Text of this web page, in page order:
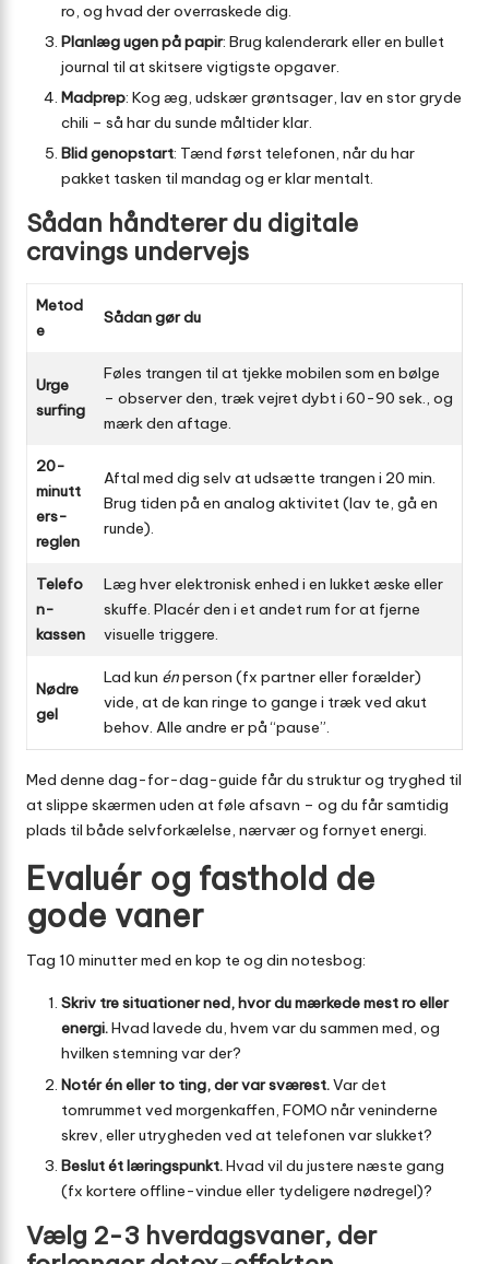
ro, og hvad der overraskede dig.
Planlæg ugen på papir: Brug kalenderark eller en bullet
journal til at skitsere vigtigste opgaver.
Madprep: Kog æg, udskær grøntsager, lav en stor gryde
chili – så har du sunde måltider klar.
Blid genopstart: Tænd først telefonen, når du har
pakket tasken til mandag og er klar mentalt.
Sådan håndterer du digitale
cravings undervejs
Metod
e
Sådan gør du
Urge
surfing
Føles trangen til at tjekke mobilen som en bølge
– observer den, træk vejret dybt i 60-90 sek., og
mærk den aftage.
20-
minutt
ers-
reglen
Aftal med dig selv at udsætte trangen i 20 min.
Brug tiden på en analog aktivitet (lav te, gå en
runde).
Telefo
n-
kassen
Læg hver elektronisk enhed i en lukket æske eller
skuffe. Placér den i et andet rum for at fjerne
visuelle triggere.
Nødre
gel
Lad kun énperson (fx partner eller forælder)
vide, at de kan ringe to gange i træk ved akut
behov. Alle andre er på “pause”.
Med denne dag-for-dag-guide får du struktur og tryghed til
at slippe skærmen uden at føle afsavn – og du får samtidig
plads til både selvforkælelse, nærvær og fornyet energi.
Evaluér og fasthold de
gode vaner
Tag 10 minutter med en kop te og din notesbog:
Skriv tre situationer ned, hvor du mærkede mest ro eller
energi.Hvad lavede du, hvem var du sammen med, og
hvilken stemning var der?
Notér én eller to ting, der var sværest.Var det
tomrummet ved morgenkaffen, FOMO når veninderne
skrev, eller utrygheden ved at telefonen var slukket?
Beslut ét læringspunkt.Hvad vil du justere næste gang
(fx kortere offline-vindue eller tydeligere nødregel)?
Vælg 2-3 hverdagsvaner, der